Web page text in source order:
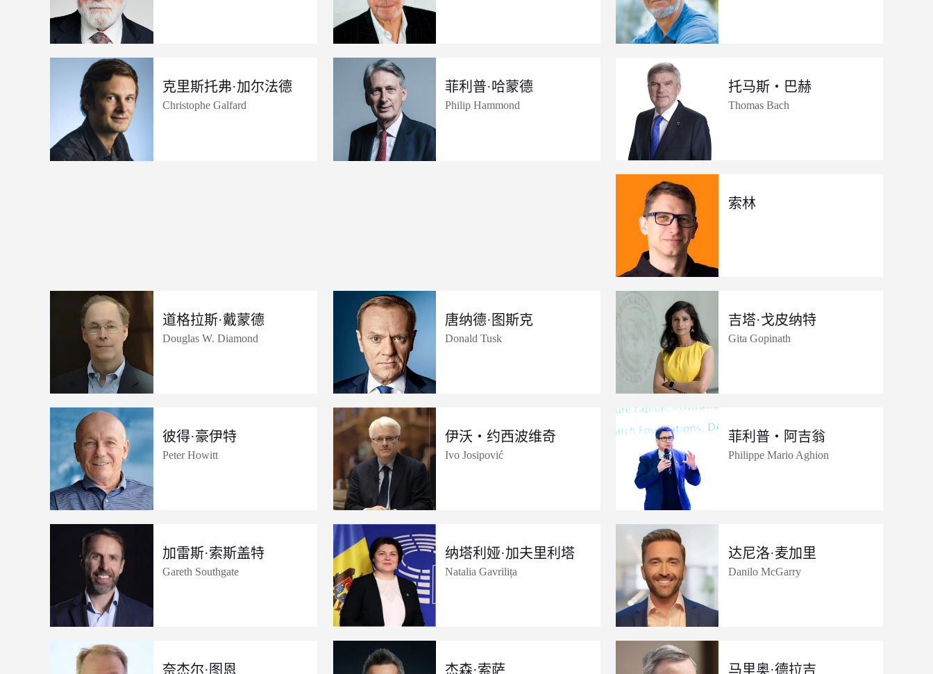
克里斯托弗·加尔法德
Christophe Galfard
菲利普·哈蒙德
Philip Hammond
托马斯・巴赫
Thomas Bach
索林
道格拉斯·戴蒙德
Douglas W. Diamond
唐纳德·图斯克
Donald Tusk
吉塔·戈皮纳特
Gita Gopinath
彼得·豪伊特
Peter Howitt
伊沃・约西波维奇
Ivo Josipović
菲利普・阿吉翁
Philippe Mario Aghion
加雷斯·索斯盖特
Gareth Southgate
纳塔利娅·加夫里利塔
Natalia Gavrilița
达尼洛·麦加里
Danilo McGarry
奈杰尔·图恩 杰森·索萨 马里奥·德拉吉